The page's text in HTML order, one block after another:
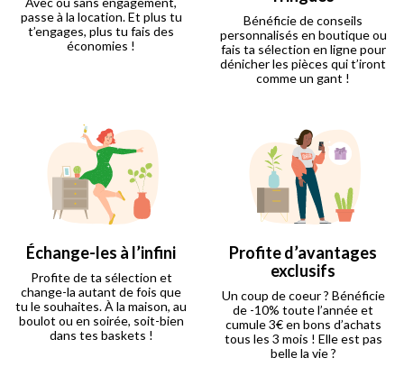
passe à la location. Et plus tu
t’engages, plus tu fais des
économies !
Bénéficie de conseils
personnalisés en boutique ou
fais ta sélection en ligne pour
dénicher les pièces qui t’iront
comme un gant !
Échange-les à l’infini
Profite de ta sélection et
change-la autant de fois que
tu le souhaites. À la maison, au
boulot ou en soirée, soit-bien
dans tes baskets !
Profite d’avantages
exclusifs
Un coup de coeur ? Bénéficie
de -10% toute l’année et
cumule 3€ en bons d’achats
tous les 3 mois ! Elle est pas
belle la vie ?